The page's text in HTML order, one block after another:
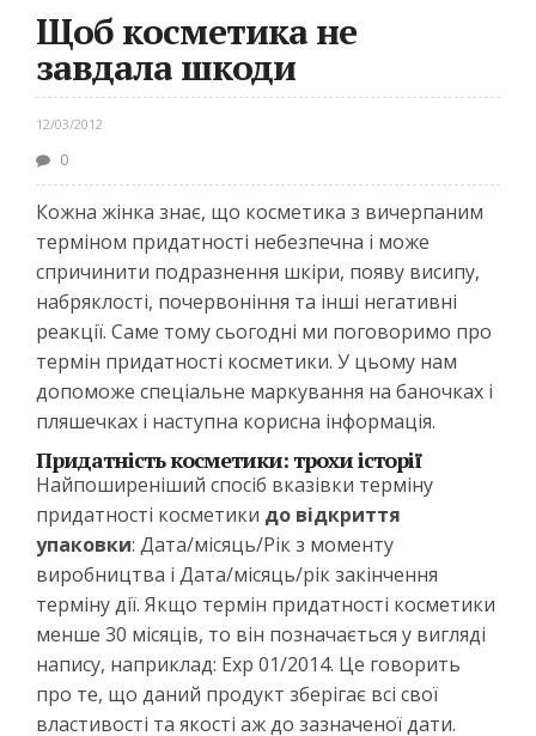
Щоб косметика не
завдала шкоди
12/03/2012
0
Кожна жінка знає, що косметика з вичерпаним
терміном придатності небезпечна і може
спричинити подразнення шкіри, появу висипу,
набряклості, почервоніння та інші негативні
реакції. Саме тому сьогодні ми поговоримо про
термін придатності косметики. У цьому нам
допоможе спеціальне маркування на баночках і
пляшечках і наступна корисна інформація.
Придатність косметики: трохи історії
Найпоширеніший спосіб вказівки терміну
придатності косметики до відкриття
упаковки: Дата/місяць/Рік з моменту
виробництва і Дата/місяць/рік закінчення
терміну дії. Якщо термін придатності косметики
менше 30 місяців, то він позначається у вигляді
напису, наприклад: Exp 01/2014. Це говорить
про те, що даний продукт зберігає всі свої
властивості та якості аж до зазначеної дати.